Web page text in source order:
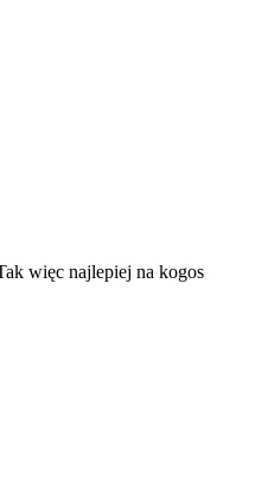
więc najlepiej na kogos